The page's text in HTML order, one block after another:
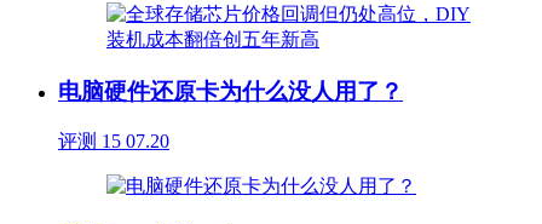
电脑硬件还原卡为什么没人用了？
评测 15 07.20